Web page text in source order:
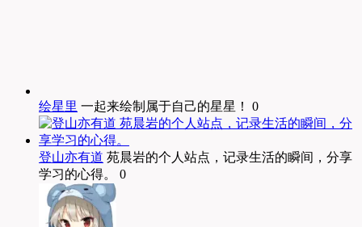
绘星里 一起来绘制属于自己的星星！ 0
登山亦有道 苑晨岩的个人站点，记录生活的瞬间，分享
学习的心得。 0